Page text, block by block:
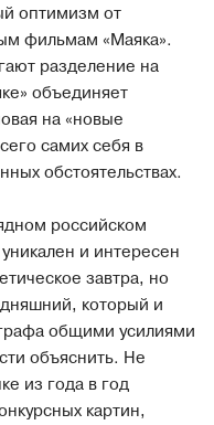
оптимизм от
фильмам «Маяка».
разделение на
объединяет
на «новые
самих себя в
обстоятельствах.
российском
и интересен
завтра, но
который и
общими усилиями
объяснить. Не
из года в год
картин,